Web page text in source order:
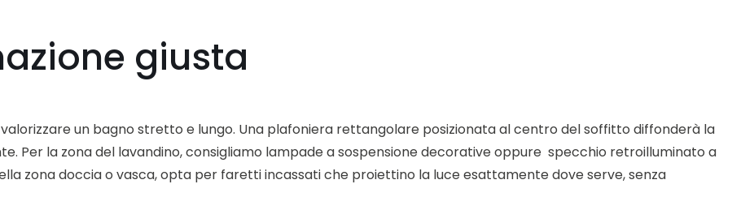
giusta
un bagno stretto e lungo. Una plafoniera rettangolare posizionata al centro del soffitto diffonderà la
Per la zona del lavandino, consigliamo lampade a sospensione decorative oppure specchio retroilluminato a
zona doccia o vasca, opta per faretti incassati che proiettino la luce esattamente dove serve, senza